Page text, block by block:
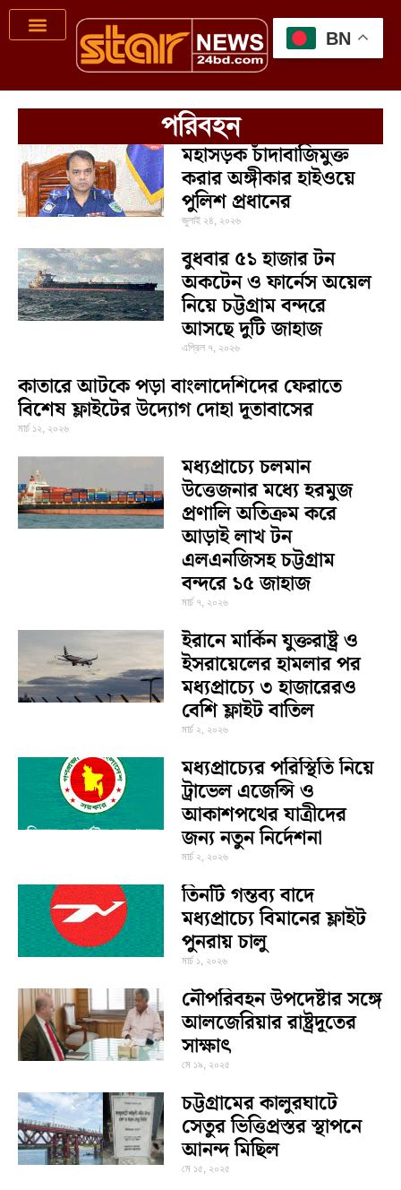
পরিবহন
মহাসড়ক চাঁদাবাজিমুক্ত
করার অঙ্গীকার হাইওয়ে
পুলিশ প্রধানের
জুলাই ২৪, ২০২৬
বুধবার ৫১ হাজার টন
অকটেন ও ফার্নেস অয়েল
নিয়ে চট্টগ্রাম বন্দরে
আসছে দুটি জাহাজ
এপ্রিল ৭, ২০২৬
কাতারে আটকে পড়া বাংলাদেশিদের ফেরাতে
বিশেষ ফ্লাইটের উদ্যোগ দোহা দূতাবাসের
মার্চ ১২, ২০২৬
মধ্যপ্রাচ্যে চলমান
উত্তেজনার মধ্যে হরমুজ
প্রণালি অতিক্রম করে
আড়াই লাখ টন
এলএনজিসহ চট্টগ্রাম
বন্দরে ১৫ জাহাজ
মার্চ ৭, ২০২৬
ইরানে মার্কিন যুক্তরাষ্ট্র ও
ইসরায়েলের হামলার পর
মধ্যপ্রাচ্যে ৩ হাজারেরও
বেশি ফ্লাইট বাতিল
মার্চ ২, ২০২৬
মধ্যপ্রাচ্যের পরিস্থিতি নিয়ে
ট্রাভেল এজেন্সি ও
আকাশপথের যাত্রীদের
জন্য নতুন নির্দেশনা
মার্চ ২, ২০২৬
তিনটি গন্তব্য বাদে
মধ্যপ্রাচ্যে বিমানের ফ্লাইট
পুনরায় চালু
মার্চ ১, ২০২৬
নৌপরিবহন উপদেষ্টার সঙ্গে
আলজেরিয়ার রাষ্ট্রদূতের
সাক্ষাৎ
মে ১৯, ২০২৫
চট্টগ্রামের কালুরঘাটে
সেতুর ভিত্তিপ্রস্তর স্থাপনে
আনন্দ মিছিল
মে ১৫, ২০২৫
BN